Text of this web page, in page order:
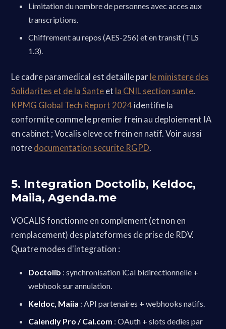
Limitation du nombre de personnes avec acces aux
transcriptions.
Chiffrement au repos (AES-256) et en transit (TLS
1.3).
Le cadre paramedical est detaille par le ministere des
Solidarites et de la Sante et la CNIL section sante.
KPMG Global Tech Report 2024 identifie la
conformite comme le premier frein au deploiement IA
en cabinet ; Vocalis eleve ce frein en natif. Voir aussi
notre documentation securite RGPD.
5. Integration Doctolib, Keldoc,
Maiia, Agenda.me
VOCALIS fonctionne en complement (et non en
remplacement) des plateformes de prise de RDV.
Quatre modes d'integration :
Doctolib : synchronisation iCal bidirectionnelle +
webhook sur annulation.
Keldoc, Maiia : API partenaires + webhooks natifs.
Calendly Pro / Cal.com : OAuth + slots dedies par